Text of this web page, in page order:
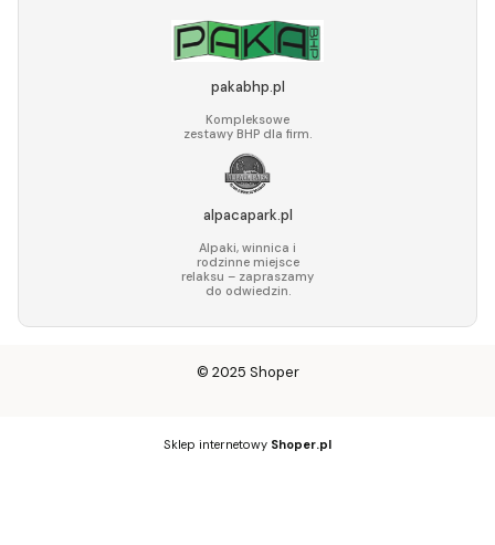
pakabhp.pl
Kompleksowe
zestawy BHP dla firm.
alpacapark.pl
Alpaki, winnica i
rodzinne miejsce
relaksu – zapraszamy
do odwiedzin.
© 2025 Shoper
Sklep internetowy Shoper.pl